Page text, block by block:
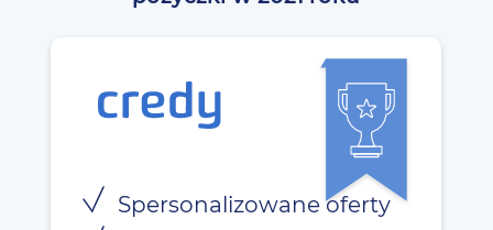
Spersonalizowane oferty